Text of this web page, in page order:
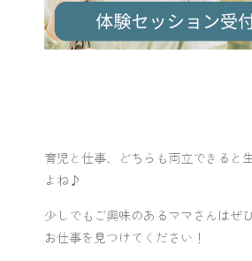
育児と仕事、どちらも両立できると
よね♪
少しでもご興味のあるママさんはぜ
お仕事を見つけてください！